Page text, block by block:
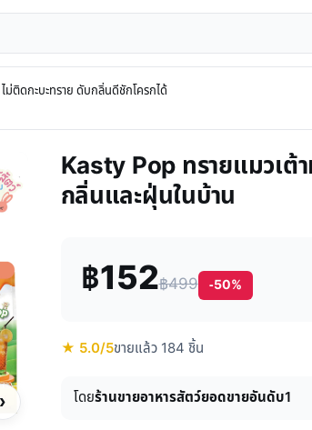
ม่ติดกะบะทราย ดับกลิ่นดีชักโครกได้
›
Kasty Pop ทรายแมวเต้
กลิ่นและฝุ่นในบ้าน
฿152฿499 -50%
★ 5.0/5ขายแล้ว 184 ชิ้น
โดยร้านขายอาหารสัตว์ยอดขายอันดับ1